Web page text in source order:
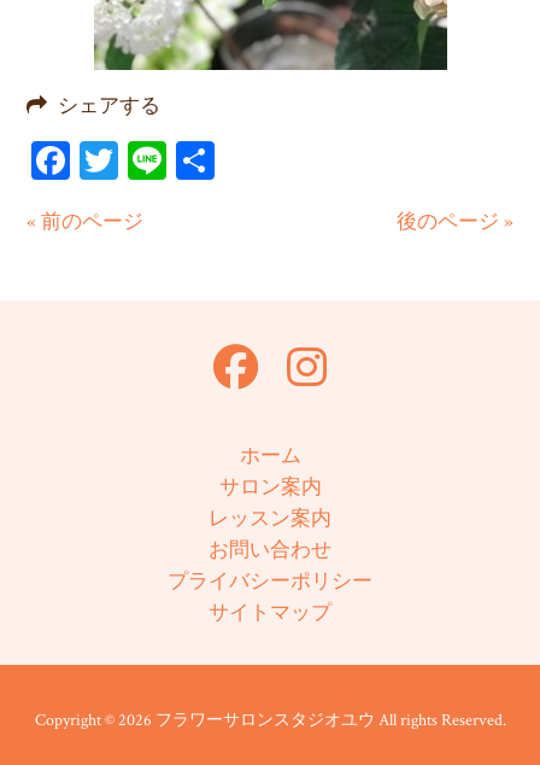
シェアする
Facebook
Twitter
Line
« 前のページ 後のページ »
ホーム
サロン案内
レッスン案内
お問い合わせ
プライバシーポリシー
サイトマップ
Copyright © 2026 フラワーサロンスタジオユウ All rights Reserved.